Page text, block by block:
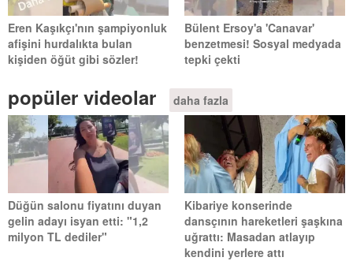
Eren Kaşıkçı'nın şampiyonluk
afişini hurdalıkta bulan
kişiden öğüt gibi sözler!
Bülent Ersoy'a 'Canavar'
benzetmesi! Sosyal medyada
tepki çekti
popüler videolar daha fazla
Düğün salonu fiyatını duyan
gelin adayı isyan etti: "1,2
milyon TL dediler"
Kibariye konserinde
dansçının hareketleri şaşkına
uğrattı: Masadan atlayıp
kendini yerlere attı